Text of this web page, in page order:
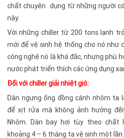
chất chuyên dụng từ những người
này.
Với những chiller từ 200 tons lạnh
mới để vệ sinh hệ thống cho nó như
công nghệ nó là khá đắc, nhưng phù
nước phát triển thích các ứng dụng
Đối với chiller giải nhiệt gió:
Dàn ngưng ống đồng cánh nhôm ta
để xịt rửa mà không ảnh hưởng
Nhôm. Dàn bay hơi tùy theo chất
khoảng 4 – 6 tháng ta vệ sinh một lần.